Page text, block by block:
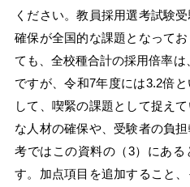
ください。教員採用選考試験
確保が全国的な課題となって
ても、全校種合計の採用倍率
ですが、令和7年度には3.2倍
して、喫緊の課題として捉え
な人材の確保や、受験者の負
考ではこの資料の（3）にある
す。加点項目を追加すること